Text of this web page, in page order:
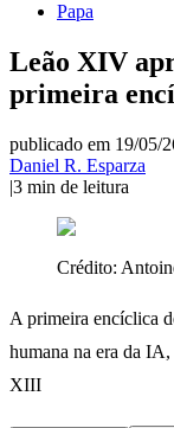
Papa
Leão XIV
primeira
publicado em 19/05/
Daniel R. Esparza
|3 min de leitura
Crédito:
A primeira encíclica
humana na era da
XIII